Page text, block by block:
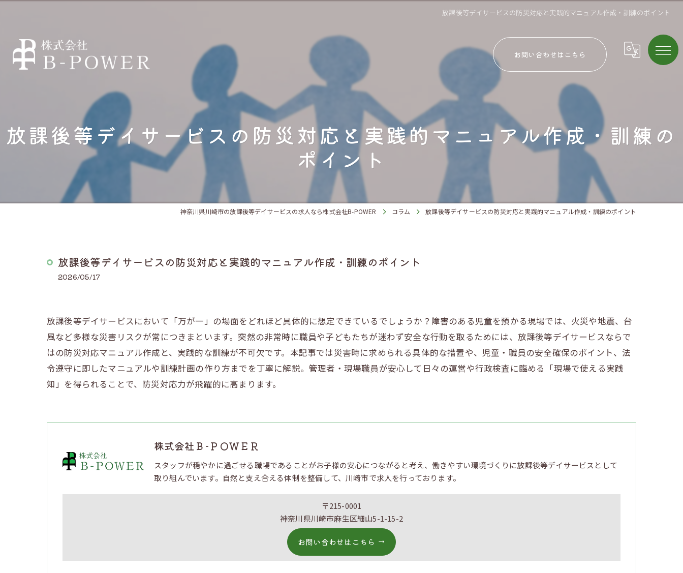
放課後等デイサービスの防災対応と実践的マニュアル作成・訓練のポイント
お問い合わせはこちら
放課後等デイサービスの防災対応と実践的マニュアル作成・訓練の
ポイント
神奈川県川崎市の放課後等デイサービスの求人なら株式会社B-POWER コラム 放課後等デイサービスの防災対応と実践的マニュアル作成・訓練のポイント
放課後等デイサービスの防災対応と実践的マニュアル作成・訓練のポイント
2026/05/17
放課後等デイサービスにおいて「万が一」の場面をどれほど具体的に想定できているでしょうか？障害のある児童を預かる現場では、火災や地震、台
風など多様な災害リスクが常につきまといます。突然の非常時に職員や子どもたちが迷わず安全な行動を取るためには、放課後等デイサービスならで
はの防災対応マニュアル作成と、実践的な訓練が不可欠です。本記事では災害時に求められる具体的な措置や、児童・職員の安全確保のポイント、法
令遵守に即したマニュアルや訓練計画の作り方までを丁寧に解説。管理者・現場職員が安心して日々の運営や行政検査に臨める「現場で使える実践
知」を得られることで、防災対応力が飛躍的に高まります。
株式会社Ｂ-ＰＯＷＥＲ
スタッフが穏やかに過ごせる職場であることがお子様の安心につながると考え、働きやすい環境づくりに放課後等デイサービスとして
取り組んでいます。自然と支え合える体制を整備して、川崎市で求人を行っております。
〒215-0001
神奈川県川崎市麻生区細山5-1-15-2
お問い合わせはこちら